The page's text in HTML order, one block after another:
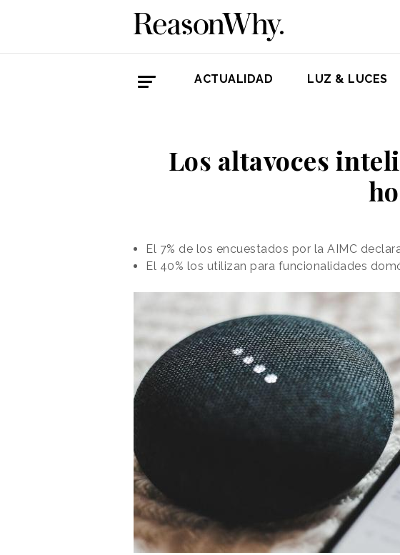
ACTUALIDAD LUZ & LUCES
Los altavoces
El 7% de los encuestados por la AIMC
El 40% los utilizan para funcionalidades